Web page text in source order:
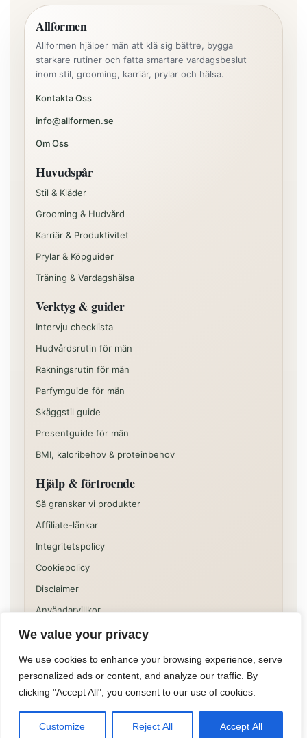
We value your privacy
We use cookies to enhance your browsing experience, serve
personalized ads or content, and analyze our traffic. By
clicking "Accept All", you consent to our use of cookies.
Customize Reject All Accept All
Allformen
Allformen hjälper män att klä sig bättre, bygga
starkare rutiner och fatta smartare vardagsbeslut
inom stil, grooming, karriär, prylar och hälsa.
Kontakta Oss
info@allformen.se
Om Oss
Huvudspår
Stil & Kläder
Grooming & Hudvård
Karriär & Produktivitet
Prylar & Köpguider
Träning & Vardagshälsa
Verktyg & guider
Intervju checklista
Hudvårdsrutin för män
Rakningsrutin för män
Parfymguide för män
Skäggstil guide
Presentguide för män
BMI, kaloribehov & proteinbehov
Hjälp & förtroende
Så granskar vi produkter
Affiliate-länkar
Integritetspolicy
Cookiepolicy
Disclaimer
Användarvillkor
Vissa delar av sajten kan innehålla kommersiella
rekommendationer eller affiliatelänkar. Innehållet på
Allformen är informativt och ska inte ses som individuell
medicinsk, juridisk eller finansiell rådgivning.
©2026Allformen
Powered byTomoLabs